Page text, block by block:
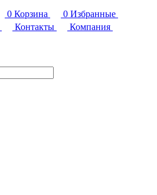
0 Корзина 0 Избранные
Контакты
Компания